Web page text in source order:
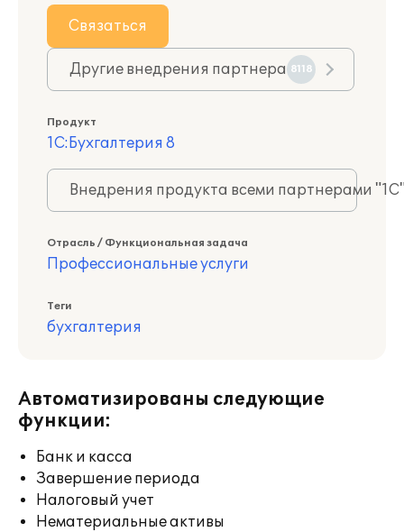
Связаться
Другие внедрения партнера 8118
Продукт
1С:Бухгалтерия 8
Внедрения продукта всеми партнерами
Отрасль / Функциональная задача
Профессиональные услуги
Теги
бухгалтерия
Автоматизированы следующие
функции:
Банк и касса
Завершение периода
Налоговый учет
Нематериальные активы